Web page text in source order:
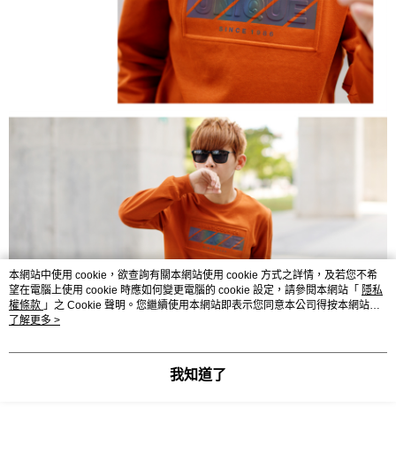
本網站中使用 cookie，欲查詢有關本網站使用 cookie 方式之詳情，及若您不希
望在電腦上使用 cookie 時應如何變更電腦的 cookie 設定，請參閱本網站「 隱私
權條款 」之 Cookie 聲明。您繼續使用本網站即表示您同意本公司得按本網站使
用條款之 Cookie 聲明使用 cookie。
了解更多 >
我知道了